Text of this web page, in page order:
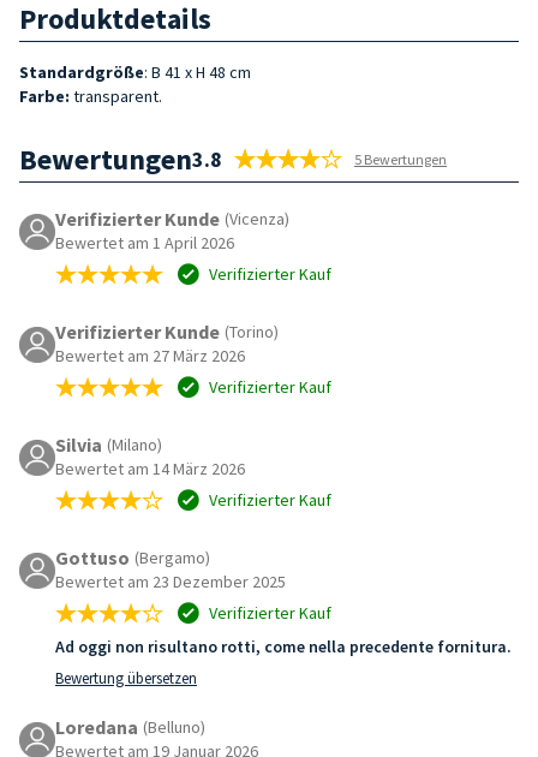
Produktdetails
Standardgröße: B 41 x H 48 cm
Farbe: transparent.
Bewertungen3.8 5 Bewertungen
Verifizierter Kunde (Vicenza)
Bewertet am 1 April 2026
Verifizierter Kauf
Verifizierter Kunde (Torino)
Bewertet am 27 März 2026
Verifizierter Kauf
Silvia (Milano)
Bewertet am 14 März 2026
Verifizierter Kauf
Gottuso (Bergamo)
Bewertet am 23 Dezember 2025
Verifizierter Kauf
Ad oggi non risultano rotti, come nella precedente fornitura.
Bewertung übersetzen
Loredana (Belluno)
Bewertet am 19 Januar 2026